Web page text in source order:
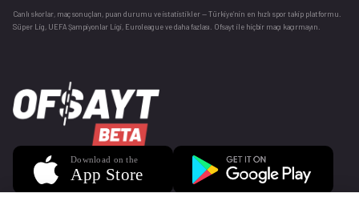
Canlı skorlar , maç sonuçları, puan durumu ve istatistikler — Türkiye’nin en hızlı spor takip platformu.
Süper Lig, UEFA Şampiyonlar Ligi, Euroleague ve daha fazlası. Ofsayt ile hiçbir maçı kaçırmayın.